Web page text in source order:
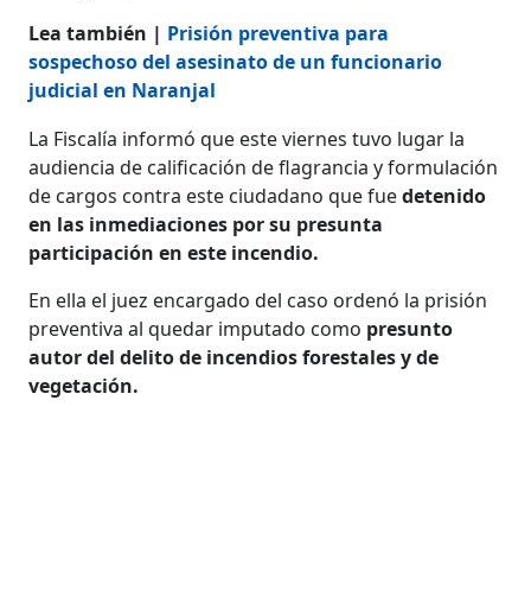
Lea también | Prisión preventiva para
sospechoso del asesinato de un funcionario
judicial en Naranjal
La Fiscalía informó que este viernes tuvo lugar la
audiencia de calificación de flagrancia y formulación
de cargos contra este ciudadano que fuedetenido
en las inmediaciones por su presunta
participación en este incendio.
En ella el juez encargado del caso ordenó la prisión
preventiva al quedar imputado como presunto
autor del delito de incendios forestales y de
vegetación.